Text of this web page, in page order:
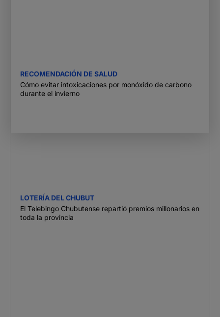
RECOMENDACIÓN DE SALUD
Cómo evitar intoxicaciones por monóxido de carbono
durante el invierno
LOTERÍA DEL CHUBUT
El Telebingo Chubutense repartió premios millonarios en
toda la provincia